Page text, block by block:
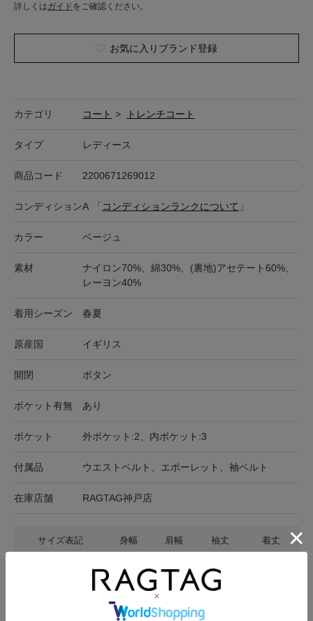
詳しくはガイド をご確認ください。
お気に入りブランド登録
カテゴリ コート > トレンチコート
タイプ レディース
商品コード 2200671269012
コンディションA 「 コンディションランクについて 」
カラー ベージュ
素材
ナイロン70%、綿30%、(裏地)アセテート60%、
レーヨン40%
着用シーズン 春夏
原産国 イギリス
開閉 ボタン
ポケット有無 あり
ポケット 外ポケット:2、内ポケット:3
付属品 ウエストベルト、エポーレット、袖ベルト
在庫店舗 RAGTAG神戸店
サイズ表記 身幅 肩幅 袖丈 着丈
47cm 43cm 56cm